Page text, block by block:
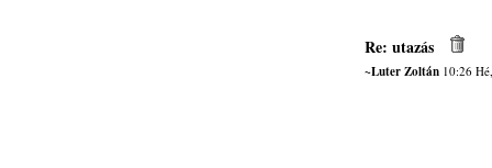
Re: utazás
~Luter Zoltán10:26